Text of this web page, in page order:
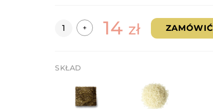
Ilość + 14 zł ZAMÓWIĆ
SKŁAD